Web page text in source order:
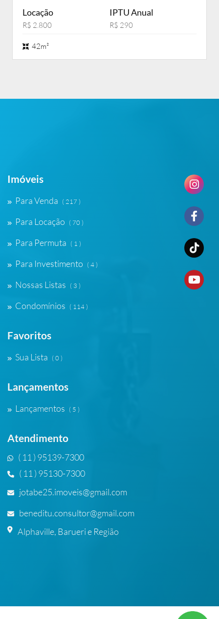
Locação
R$ 2.800
IPTU Anual
R$ 290
42m²
Imóveis
Para Venda ( 217 )
Para Locação ( 70 )
Para Permuta ( 1 )
Para Investimento ( 4 )
Nossas Listas ( 3 )
Condomínios ( 114 )
Favoritos
Sua Lista ( 0 )
Lançamentos
Lançamentos ( 5 )
Atendimento
( 11 ) 95139-7300
( 11 ) 95130-7300
jotabe25.imoveis@gmail.com
beneditu.consultor@gmail.com
Alphaville, Barueri e Região